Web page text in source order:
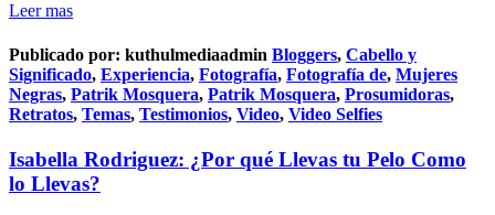
Leer mas
Publicado por: kuthulmediaadmin Bloggers, Cabello y
Significado, Experiencia, Fotografía, Fotografía de, Mujeres
Negras, Patrik Mosquera, Patrik Mosquera, Prosumidoras,
Retratos, Temas, Testimonios, Video, Video Selfies
Isabella Rodriguez: ¿Por qué Llevas tu Pelo Como
lo Llevas?